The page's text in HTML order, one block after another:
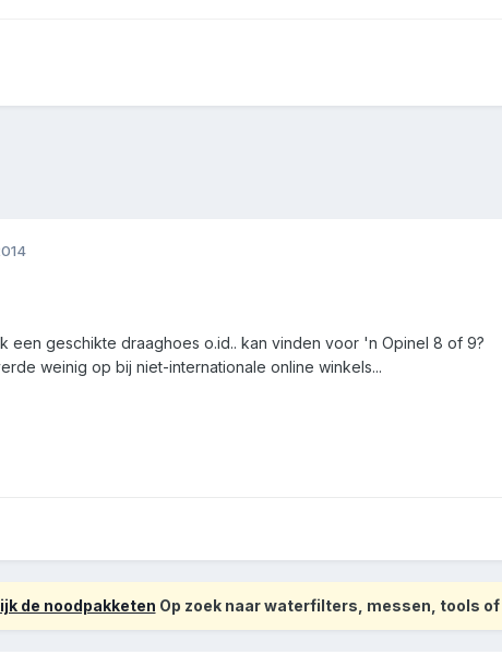
een geschikte draaghoes o.id.. kan vinden voor 'n Opinel 8 of 9?
weinig op bij niet-internationale online winkels...
de noodpakketen Op zoek naar waterfilters, messen, tools